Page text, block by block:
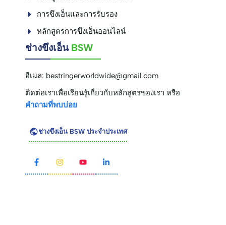
การขึงเอ็นและการรับรอง
หลักสูตรการขึงเอ็นออนไลน์
ช่างขึงเอ็น BSW
อีเมล: bestringerworldwide@gmail.com
ติดต่อเราเพื่อเรียนรู้เกี่ยวกับหลักสูตรของเรา หรือ
คำถามที่พบบ่อย
ช่างขึงเอ็น BSW ประจำประเทศ